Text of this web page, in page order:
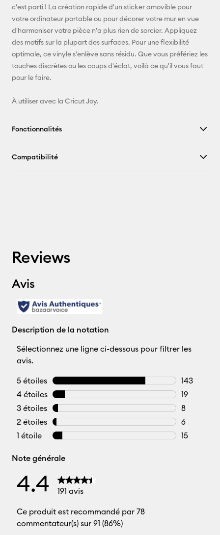
c'est parti ! La création rapide d'un sticker amovible pour
votre ordinateur portable ou pour décorer votre mur en vue
d'harmoniser votre pièce n'a plus rien de sorcier. Appliquez
des motifs sur la plupart des surfaces. Pour une flexibilité
optimale, ce vinyle s'enlève sans résidu. Que vous préfériez les
touches discrètes ou les coups d'éclat, voilà ce qu'il vous faut
pour le faire.
À utiliser avec la Cricut Joy.
Fonctionnalités
Compatibilité
Reviews